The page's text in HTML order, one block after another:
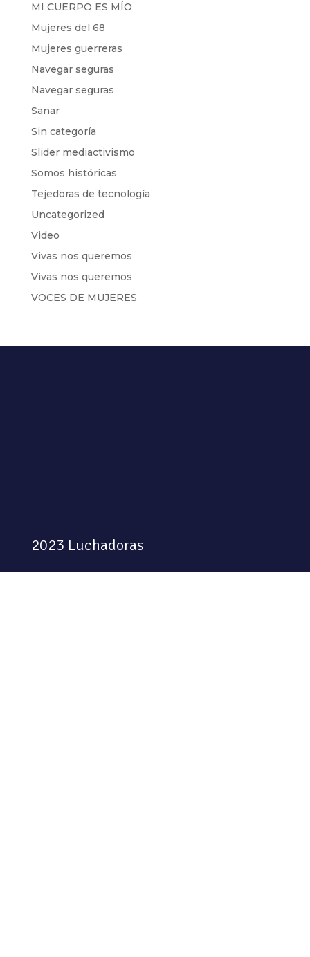
MI CUERPO ES MÍO
Mujeres del 68
Mujeres guerreras
Navegar seguras
Navegar seguras
Sanar
Sin categoría
Slider mediactivismo
Somos históricas
Tejedoras de tecnología
Uncategorized
Video
Vivas nos queremos
Vivas nos queremos
VOCES DE MUJERES
2023 Luchadoras